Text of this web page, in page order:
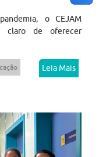
o CEJAM
claro de oferecer
Leia Mais